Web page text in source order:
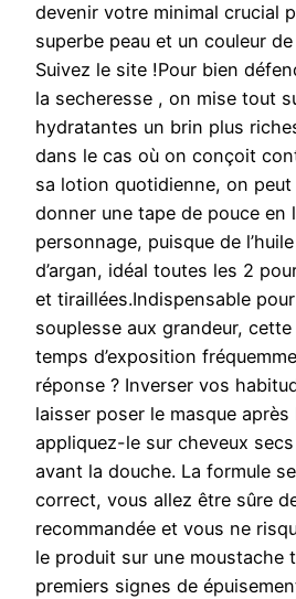
devenir votre minimal crucial
superbe peau et un couleur
Suivez le site !Pour bien
la secheresse , on mise tout
hydratantes un brin plus
dans le cas où on conçoit
sa lotion quotidienne, on
donner une tape de pouce en
personnage, puisque de
d’argan, idéal toutes les 2
et tiraillées.Indispensable
souplesse aux grandeur,
temps d’exposition
réponse ? Inverser vos
laisser poser le masque
appliquez-le sur cheveux
avant la douche. La formule
correct, vous allez être sûre
recommandée et vous ne
le produit sur une moustache
premiers signes de